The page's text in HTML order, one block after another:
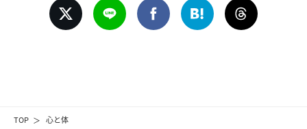
TOP 心と体